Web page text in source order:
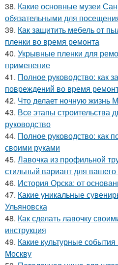
38. Какие основные музеи
обязательными для
39. Как защитить мебель от
пленки во время ремонта
40. Укрывные пленки для
применение
41. Полное руководство: как
повреждений во время
42. Что делает ночную жизнь
43. Все этапы строительства
руководство
44. Полное руководство: как
своими руками
45. Лавочка из профильной
стильный вариант для вашего
46. История Орска: от
47. Какие уникальные
Ульяновска
48. Как сделать лавочку
инструкция
49. Какие культурные
Москву